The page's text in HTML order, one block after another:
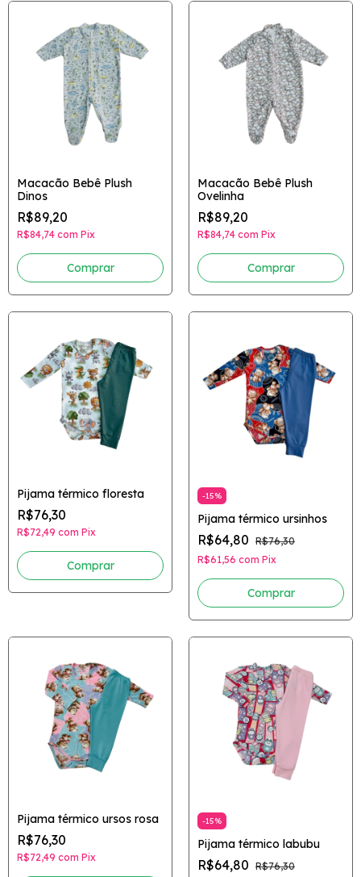
Macacão Bebê Plush
Dinos
R$89,20
R$84,74 com Pix
Comprar
Macacão Bebê Plush
Ovelinha
R$89,20
R$84,74 com Pix
Comprar
Pijama térmico floresta
R$76,30
R$72,49 com Pix
Comprar
-15%
Pijama térmico ursinhos
R$64,80 R$76,30
R$61,56 com Pix
Comprar
Pijama térmico ursos rosa
R$76,30
R$72,49 com Pix
-15%
Pijama térmico labubu
R$64,80 R$76,30